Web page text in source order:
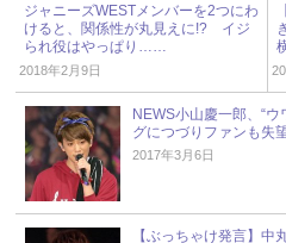
ジャニーズWESTメンバーを2つにわ
けると、関係性が丸見えに!? イジ
られ役はやっぱり……
2018年2月9日
NEWS小山慶一郎、“
グにつづりファンも失
2017年3月6日
【ぶっちゃけ発言】中